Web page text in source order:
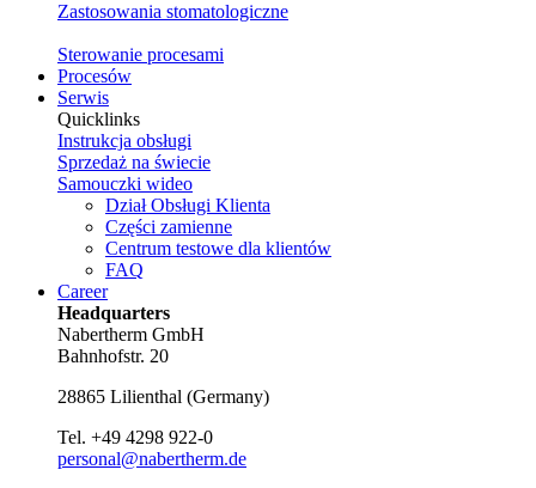
Zastosowania stomatologiczne
Sterowanie procesami
Procesów
Serwis
Quicklinks
Instrukcja obsługi
Sprzedaż na świecie
Samouczki wideo
Dział Obsługi Klienta
Części zamienne
Centrum testowe dla klientów
FAQ
Career
Headquarters
Nabertherm GmbH
Bahnhofstr. 20
28865 Lilienthal (Germany)
Tel. +49 4298 922-0
personal@nabertherm.de